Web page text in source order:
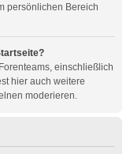
persönlichen Bereich
einschließlich
hier auch weitere
moderieren.